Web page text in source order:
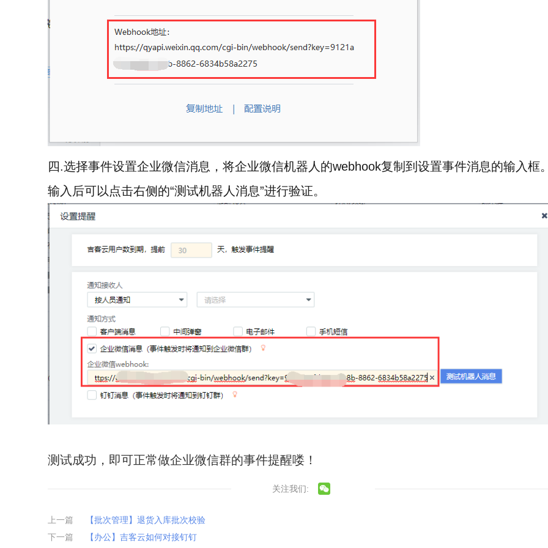
四.选择事件设置企业微信消息，将企业微信机器人的webhook复制到设置事件消息的输入框
输入后可以点击右侧的“测试机器人消息”进行验证。
测试成功，即可正常做企业微信群的事件提醒喽！
关注我们:
上一篇
【批次管理】退货入库批次校验
下一篇
【办公】吉客云如何对接钉钉